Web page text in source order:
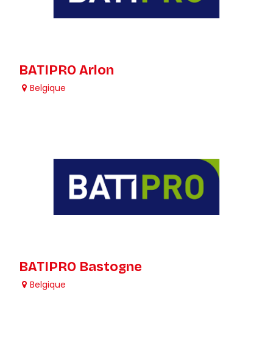
BATIPRO Arlon
Belgique
BATIPRO Bastogne
Belgique